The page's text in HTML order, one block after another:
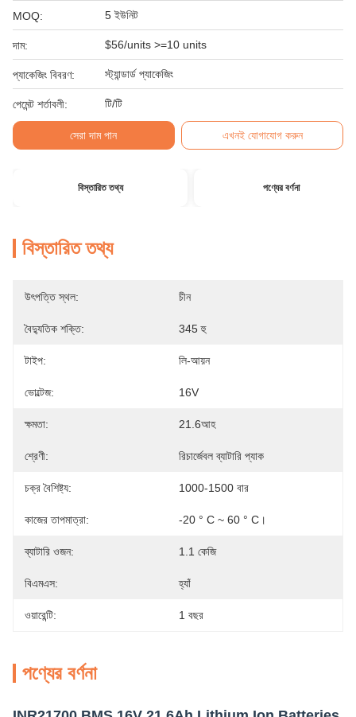
MOQ: 5 ইউনিট
দাম: $56/units >=10 units
প্যাকেজিং বিবরণ: স্ট্যান্ডার্ড প্যাকেজিং
পেমেন্ট শর্তাবলী: টি/টি
সেরা দাম পান এখনই যোগাযোগ করুন
বিস্তারিত তথ্য পণ্যের বর্ণনা
বিস্তারিত তথ্য
উৎপত্তি স্থল: চীন
বৈদ্যুতিক শক্তি: 345 হু
টাইপ: লি-আয়ন
ভোল্টেজ: 16V
ক্ষমতা: 21.6আহ
শ্রেণী: রিচার্জেবল ব্যাটারি প্যাক
চক্র বৈশিষ্ট্য: 1000-1500 বার
কাজের তাপমাত্রা: -20 ° C ~ 60 ° C।
ব্যাটারি ওজন: 1.1 কেজি
বিএমএস: হ্যাঁ
ওয়ারেন্টি: 1 বছর
পণ্যের বর্ণনা